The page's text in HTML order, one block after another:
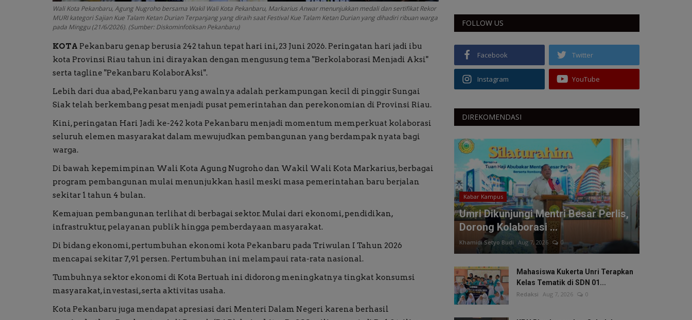
Wali Kota Pekanbaru, Agung Nugroho bersama Wakil Wali Kota Pekanbaru, Markarius Anwar menunjukkan medali dan sertifikat Rekor
MURI kategori Sajian Kue Talam Ketan Durian Terpanjang yang diraih saat Festival Kue Talam Ketan Durian yang dihadiri ribuan warga
pada Minggu (21/6/2026). (Sumber: Diskominfotiksan Pekanbaru)
KOTA Pekanbaru genap berusia 242 tahun tepat hari ini, 23 Juni 2026. Peringatan hari jadi ibu
kota Provinsi Riau tahun ini dirayakan dengan mengusung tema "Berkolaborasi Menjadi Aksi"
serta tagline "Pekanbaru KolaborAksi".
Lebih dari dua abad, Pekanbaru yang awalnya adalah perkampungan kecil di pinggir Sungai
Siak telah berkembang pesat menjadi pusat pemerintahan dan perekonomian di Provinsi Riau.
Kini, peringatan Hari Jadi ke-242 kota Pekanbaru menjadi momentum memperkuat kolaborasi
seluruh elemen masyarakat dalam mewujudkan pembangunan yang berdampak nyata bagi
warga.
Di bawah kepemimpinan Wali Kota Agung Nugroho dan Wakil Wali Kota Markarius, berbagai
program pembangunan mulai menunjukkan hasil meski masa pemerintahan baru berjalan
sekitar 1 tahun 4 bulan.
Kemajuan pembangunan terlihat di berbagai sektor. Mulai dari ekonomi, pendidikan,
infrastruktur, pelayanan publik hingga pemberdayaan masyarakat.
Di bidang ekonomi, pertumbuhan ekonomi kota Pekanbaru pada Triwulan I Tahun 2026
mencapai sekitar 7,91 persen. Pertumbuhan ini melampaui rata-rata nasional.
Tumbuhnya sektor ekonomi di Kota Bertuah ini didorong meningkatnya tingkat konsumsi
masyarakat, investasi, serta aktivitas usaha.
Kota Pekanbaru juga mendapat apresiasi dari Menteri Dalam Negeri karena berhasil
FOLLOW US
Facebook Twitter
Instagram YouTube
DIREKOMENDASI
Kabar Kampus
Umri Dikunjungi Mentri Besar Perlis,
Dorong Kolaborasi ...
Khamidi Setyo Budi Aug 7, 2026 0
Mahasiswa Kukerta Unri Terapkan
Kelas Tematik di SDN 01...
Redaksi Aug 7, 2026 0